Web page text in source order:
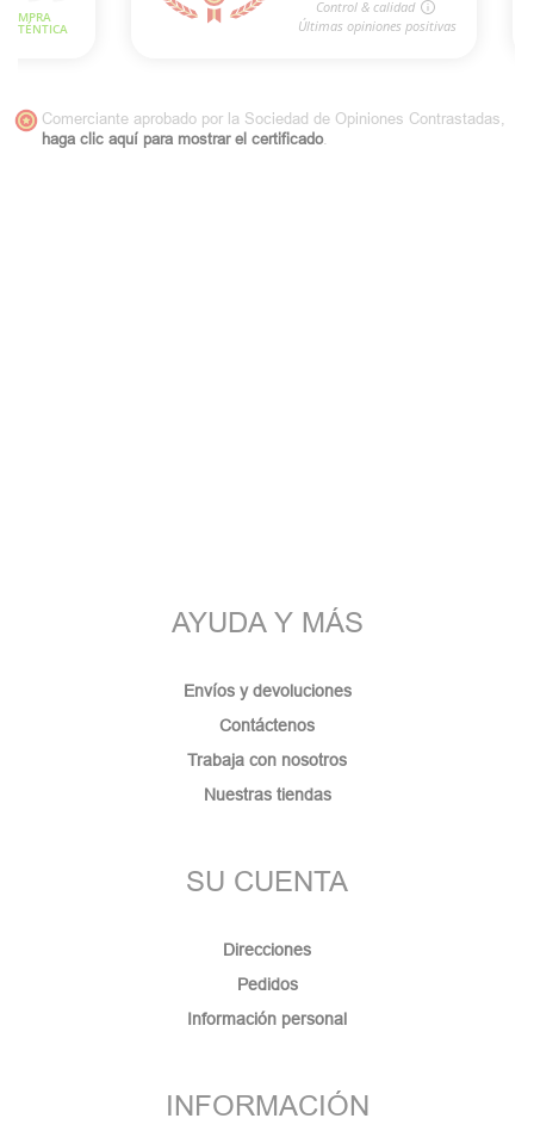
Comerciante aprobado por la Sociedad de Opiniones Contrastadas,
haga clic aquí para mostrar el certificado.
AYUDA Y MÁS
Envíos y devoluciones
Contáctenos
Trabaja con nosotros
Nuestras tiendas
SU CUENTA
Direcciones
Pedidos
Información personal
INFORMACIÓN